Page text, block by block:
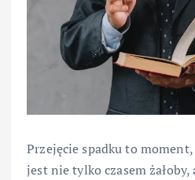
Przejęcie spadku to
jest nie tylko czasem